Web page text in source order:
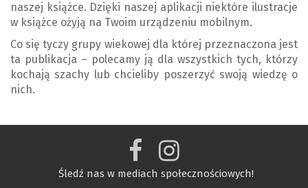
naszej książce. Dzięki naszej aplikacji niektóre ilustracje
w książce ożyją na Twoim urządzeniu mobilnym.
Co się tyczy grupy wiekowej dla której przeznaczona jest
ta publikacja – polecamy ją dla wszystkich tych, którzy
kochają szachy lub chcieliby poszerzyć swoją wiedzę o
nich.
Śledź nas w mediach społecznościowych!